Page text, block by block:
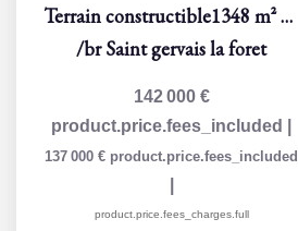
Terrain constructible1348 m² à Saint-Gervais-la-Forêt
/brSaint gervais la foret
142 000 €
product.price.fees_included
137 000 € product.price.fees_included
product.price.fees_charges.full